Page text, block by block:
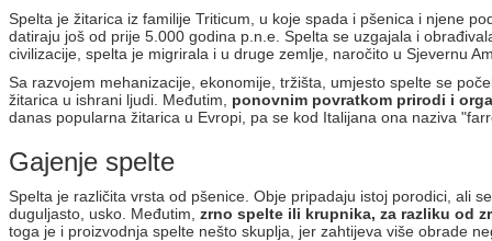
Spelta je žitarica iz familije Triticum, u koje spada i pšenica i njene
datiraju još od prije 5.000 godina p.n.e. Spelta se uzgajala i
civilizacije, spelta je migrirala i u druge zemlje, naročito u Sjevernu
Sa razvojem mehanizacije, ekonomije, tržišta, umjesto spelte se
žitarica u ishrani ljudi. Međutim,
ponovnim povratkom prirodi i
danas popularna žitarica u Evropi, pa se kod Italijana ona naziva
Gajenje spelte
Spelta je različita vrsta od pšenice. Obje pripadaju istoj porodici, ali
duguljasto, usko. Međutim, zrno spelte ili krupnika, za razliku od
toga je i proizvodnja spelte nešto skuplja, jer zahtijeva više obrade